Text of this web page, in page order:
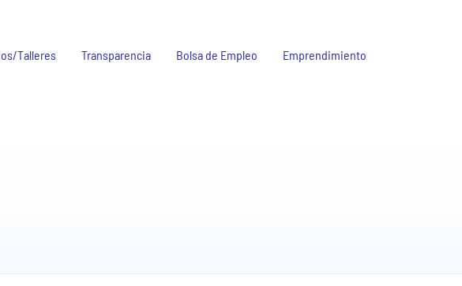
Talleres Transparencia Bolsa de Empleo Emprendimiento